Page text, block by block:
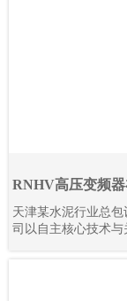
RNHV高压变频
天津某水泥行业总
司以自主核心技术